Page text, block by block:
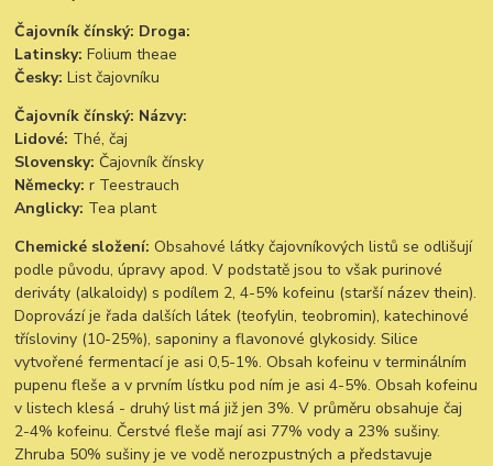
Čajovník čínský: Droga:
Latinsky: Folium theae
Česky: List čajovníku
Čajovník čínský: Názvy:
Lidové: Thé, čaj
Slovensky: Čajovník čínsky
Německy: r Teestrauch
Anglicky: Tea plant
Chemické složení: Obsahové látky čajovníkových listů se odlišují
podle původu, úpravy apod. V podstatě jsou to však purinové
deriváty (alkaloidy) s podílem 2, 4-5% kofeinu (starší název thein).
Doprovází je řada dalších látek (teofylin, teobromin), katechinové
třísloviny (10-25%), saponiny a flavonové glykosidy. Silice
vytvořené fermentací je asi 0,5-1%. Obsah kofeinu v terminálním
pupenu fleše a v prvním lístku pod ním je asi 4-5%. Obsah kofeinu
v listech klesá - druhý list má již jen 3%. V průměru obsahuje čaj
2-4% kofeinu. Čerstvé fleše mají asi 77% vody a 23% sušiny.
Zhruba 50% sušiny je ve vodě nerozpustných a představuje